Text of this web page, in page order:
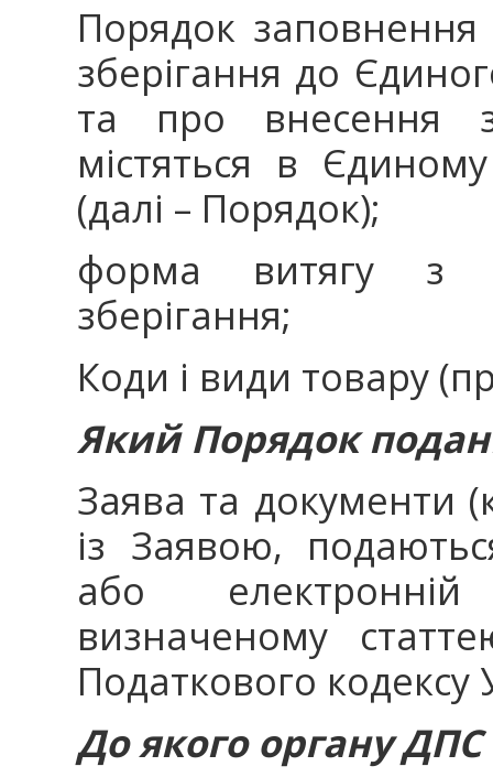
Порядок
зберігання до
та про внесення
містяться в
(далі – Порядок);
форма витягу з
зберігання;
Коди і види товару
Який Порядок
Заява та документи
із Заявою,
або
визначеному
Податкового кодексу
До якого органу ДПС